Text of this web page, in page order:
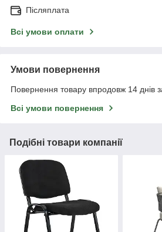
Післяплата
Всі умови оплати
Умови повернення
Повернення товару впродовж 14 днів
Всі умови повернення
Подібні товари компанії